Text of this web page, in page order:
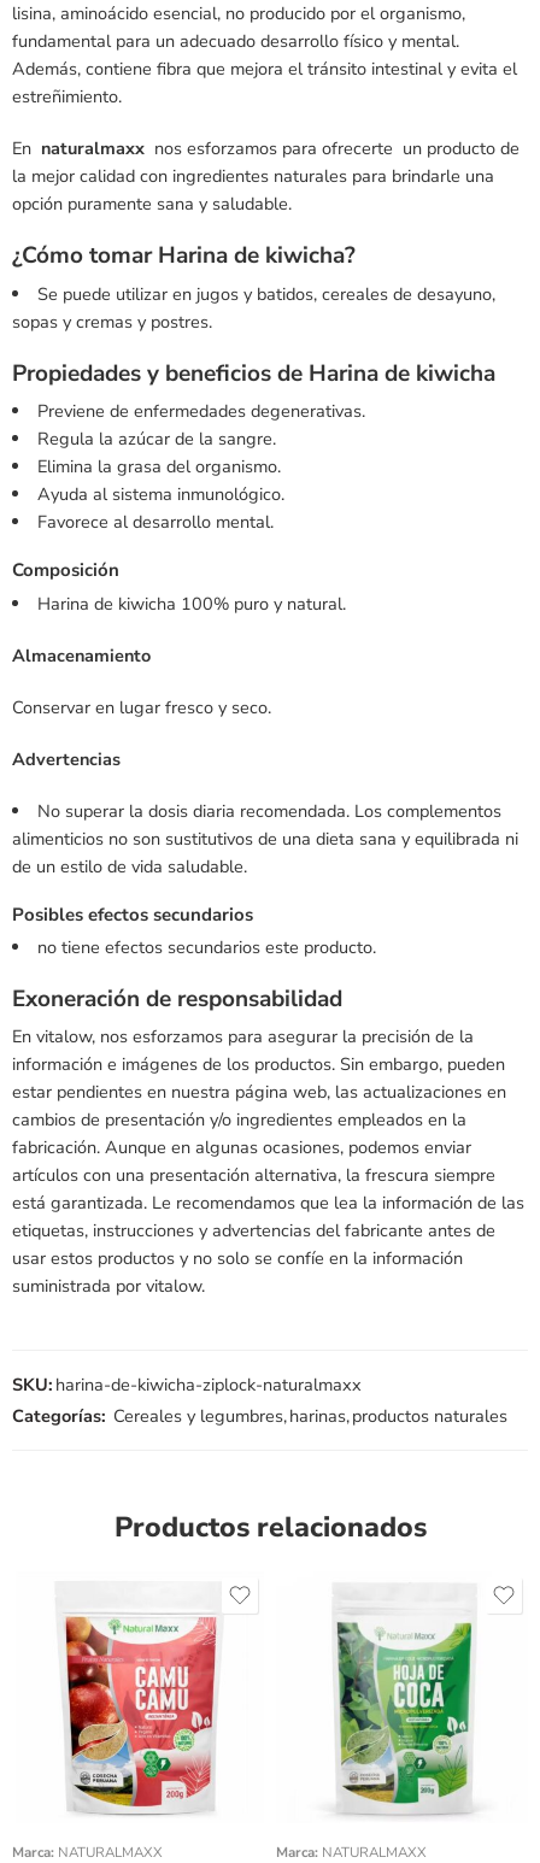
lisina, aminoácido esencial, no producido por el organismo,
fundamental para un adecuado desarrollo físico y mental.
Además, contiene fibra que mejora el tránsito intestinal y evita el
estreñimiento.
En naturalmaxx nos esforzamos para ofrecerte un producto de
la mejor calidad con ingredientes naturales para brindarle una
opción puramente sana y saludable.
¿Cómo tomar Harina de kiwicha?
Se puede utilizar en jugos y batidos, cereales de desayuno,
sopas y cremas y postres.
Propiedades y beneficios de Harina de kiwicha
Previene de enfermedades degenerativas.
Regula la azúcar de la sangre.
Elimina la grasa del organismo.
Ayuda al sistema inmunológico.
Favorece al desarrollo mental.
Composición
Harina de kiwicha 100% puro y natural.
Almacenamiento
Conservar en lugar fresco y seco.
Advertencias
No superar la dosis diaria recomendada. Los complementos
alimenticios no son sustitutivos de una dieta sana y equilibrada ni
de un estilo de vida saludable.
Posibles efectos secundarios
no tiene efectos secundarios este producto.
Exoneración de responsabilidad
En vitalow, nos esforzamos para asegurar la precisión de la
información e imágenes de los productos. Sin embargo, pueden
estar pendientes en nuestra página web, las actualizaciones en
cambios de presentación y/o ingredientes empleados en la
fabricación. Aunque en algunas ocasiones, podemos enviar
artículos con una presentación alternativa, la frescura siempre
está garantizada. Le recomendamos que lea la información de las
etiquetas, instrucciones y advertencias del fabricante antes de
usar estos productos y no solo se confíe en la información
suministrada por vitalow.
SKU: harina-de-kiwicha-ziplock-naturalmaxx
Categorías: Cereales y legumbres,harinas,productos naturales
Productos relacionados
Marca: NATURALMAXX
Peso 200gr
Peso 100gr
Marca: NATURALMAXX
Peso 200gr
Peso 100gr